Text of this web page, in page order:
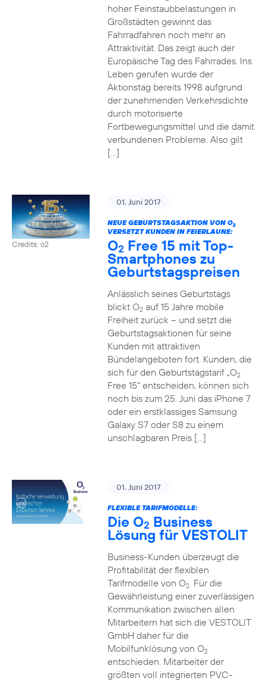
hoher Feinstaubbelastungen in
Großstädten gewinnt das
Fahrradfahren noch mehr an
Attraktivität. Das zeigt auch der
Europäische Tag des Fahrrades. Ins
Leben gerufen wurde der
Aktionstag bereits 1998 aufgrund
der zunehmenden Verkehrsdichte
durch motorisierte
Fortbewegungsmittel und die damit
verbundenen Probleme. Also gilt
[…]
Credits: o2
01. Juni 2017
NEUE GEBURTSTAGSAKTION VON O2
VERSETZT KUNDEN IN FEIERLAUNE:
O2 Free 15 mit Top-
Smartphones zu
Geburtstagspreisen
Anlässlich seines Geburtstags
blickt O2auf 15 Jahre mobile
Freiheit zurück – und setzt die
Geburtstagsaktionen für seine
Kunden mit attraktiven
Bündelangeboten fort. Kunden, die
sich für den Geburtstagstarif „O2
Free 15“ entscheiden, können sich
noch bis zum 25. Juni das iPhone 7
oder ein erstklassiges Samsung
Galaxy S7 oder S8 zu einem
unschlagbaren Preis […]
01. Juni 2017
FLEXIBLE TARIFMODELLE:
Die O2 Business
Lösung für VESTOLIT
Business-Kunden überzeugt die
Profitabilität der flexiblen
Tarifmodelle von O2. Für die
Gewährleistung einer zuverlässigen
Kommunikation zwischen allen
Mitarbeitern hat sich die VESTOLIT
GmbH daher für die
Mobilfunklösung von O2
entschieden. Mitarbeiter der
größten voll integrierten PVC-